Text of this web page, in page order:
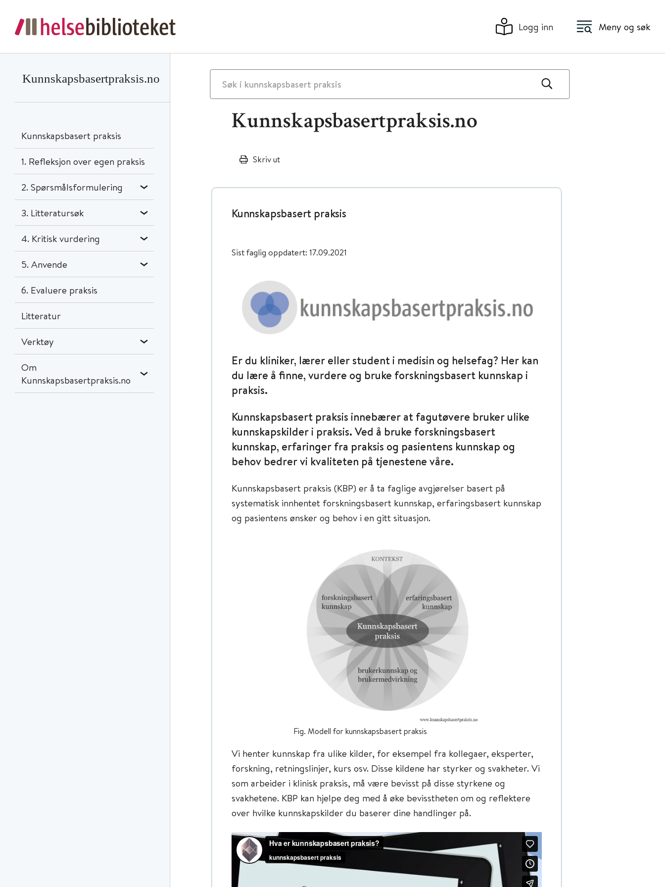
Logg inn Meny og søk
Kunnskapsbasertpraksis.no
Kunnskapsbasert praksis
1. Refleksjon over egen praksis
2. Spørsmålsformulering
3. Litteratursøk
4. Kritisk vurdering
5. Anvende
6. Evaluere praksis
Litteratur
Verktøy
Om
Kunnskapsbasertpraksis.no
Kunnskapsbasertpraksis.no
Skriv ut
Kunnskapsbasert praksis
Sist faglig oppdatert: 17.09.2021
Er du kliniker, lærer eller student i medisin og helsefag? Her kan
du lære å finne, vurdere og bruke forskningsbasert kunnskap i
praksis.
Kunnskapsbasert praksis innebærer at fagutøvere bruker ulike
kunnskapskilder i praksis. Ved å bruke forskningsbasert
kunnskap, erfaringer fra praksis og pasientens kunnskap og
behov bedrer vi kvaliteten på tjenestene våre.
Kunnskapsbasert praksis (KBP) er å ta faglige avgjørelser basert på
systematisk innhentet forskningsbasert kunnskap, erfaringsbasert kunnskap
og pasientens ønsker og behov i en gitt situasjon.
Fig. Modell for kunnskapsbasert praksis
Vi henter kunnskap fra ulike kilder, for eksempel fra kollegaer, eksperter,
forskning, retningslinjer, kurs osv. Disse kildene har styrker og svakheter. Vi
som arbeider i klinisk praksis, må være bevisst på disse styrkene og
svakhetene. KBP kan hjelpe deg med å øke bevisstheten om og reflektere
over hvilke kunnskapskilder du baserer dine handlinger på.